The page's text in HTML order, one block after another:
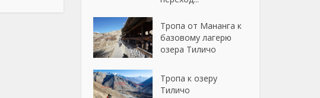
Тропа от Мананга к
базовому лагерю
озера Тиличо
Тропа к озеру
Тиличо